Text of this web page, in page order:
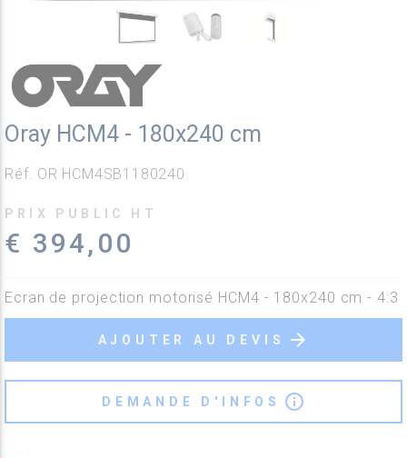
Oray HCM4 - 180x240 cm
Réf. OR HCM4SB1180240
PRIX PUBLIC HT
€ 394,00
Ecran de projection motorisé HCM4 - 180x240 cm - 4:3
AJOUTER AU DEVIS arrow_forward
DEMANDE D'INFOS info_outline